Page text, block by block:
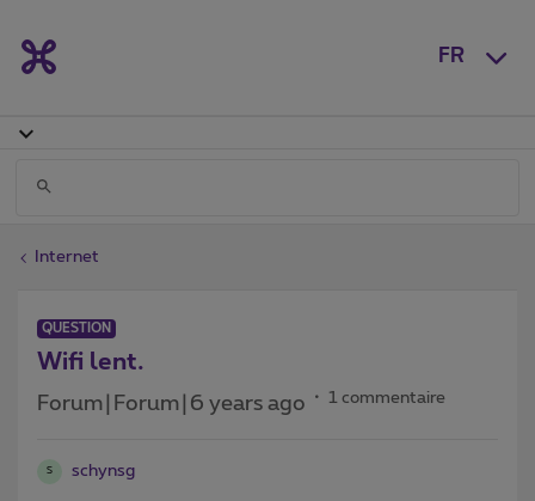
FR
Internet
QUESTION
Wifi lent.
Forum|Forum|6 years ago 1 commentaire
S schynsg